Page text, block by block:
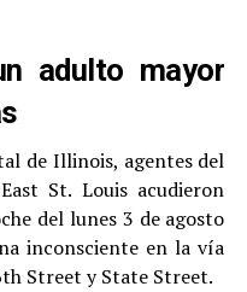
adulto mayor
de Illinois, agentes del
St. Louis acudieron
del lunes 3 de agosto
inconsciente en la vía
Street y State Street.